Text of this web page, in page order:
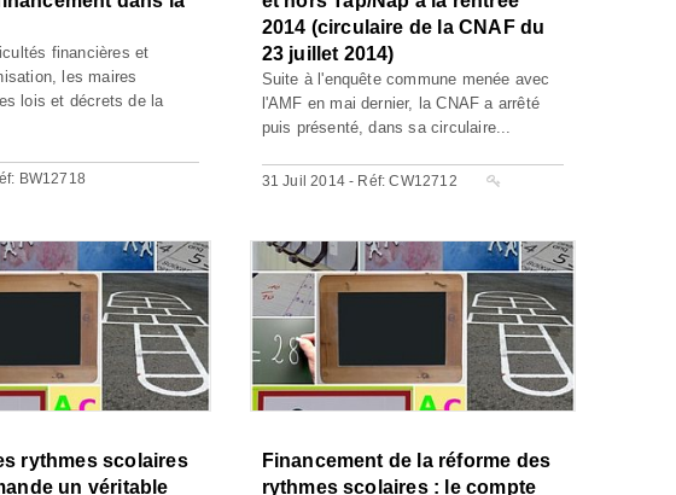
financières et
les maires
lois et décrets de la
BW12718
2014 (circulaire de la CNAF du
23 juillet 2014)
Suite à l'enquête commune menée avec
l'AMF en mai dernier, la CNAF a arrêté
puis présenté, dans sa circulaire...
31 Juil 2014 - Réf: CW12712
rythmes scolaires
un véritable
Financement de la réforme des
rythmes scolaires : le compte